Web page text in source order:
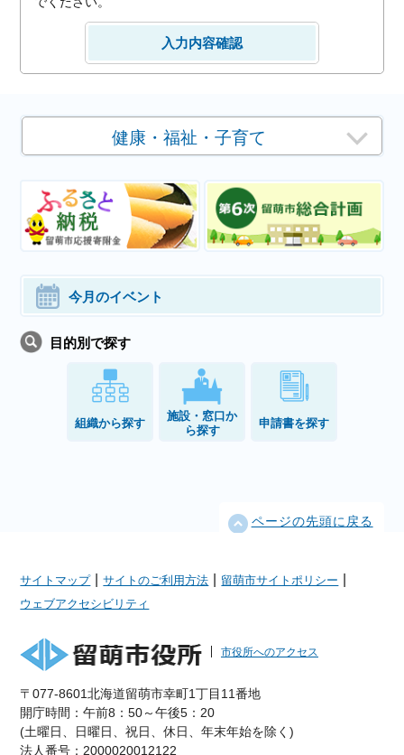
健康・福祉・子育て
今月のイベント
目的別で探す
組織から探す
施設・窓口か
ら探す
申請書を探す
ページの先頭に戻る
サイトマップ サイトのご利用方法 留萌市サイトポリシー
ウェブアクセシビリティ
市役所へのアクセス
〒077-8601北海道留萌市幸町1丁目11番地
開庁時間：午前8：50～午後5：20
(土曜日、日曜日、祝日、休日、年末年始を除く)
法人番号：2000020012122